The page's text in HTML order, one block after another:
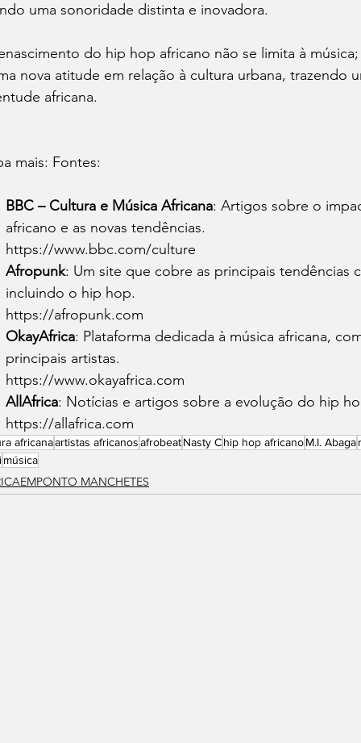
uma sonoridade distinta e inovadora.
do hip hop africano não se limita à
nova atitude em relação à cultura urbana, trazendo
africana.
mais: Fontes:
BBC – Cultura e Música Africana: Artigos sobre o
africano e as novas tendências.
https://www.bbc.com/culture
Afropunk: Um site que cobre as principais tendências
incluindo o hip hop.
https://afropunk.com
OkayAfrica: Plataforma dedicada à música africana,
principais artistas.
https://www.okayafrica.com
AllAfrica: Notícias e artigos sobre a evolução do hip
https://allafrica.com
africanaartistas africanosafrobeatNasty Chip hop africanoM.I. Abaga
música
MANCHETES